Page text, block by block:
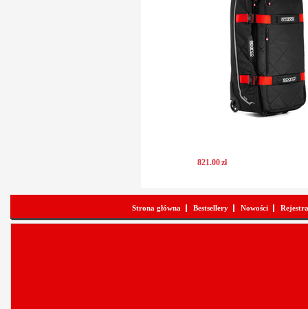
821.00zł
Strona główna Bestsellery Nowości